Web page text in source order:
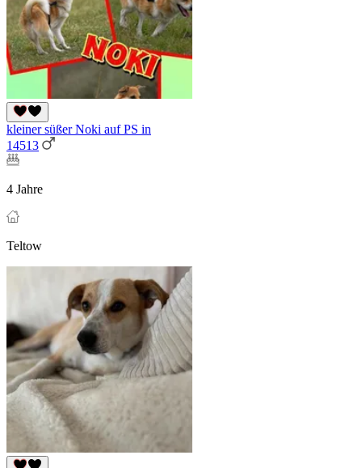
kleiner süßer Noki auf PS in
14513
4 Jahre
Teltow